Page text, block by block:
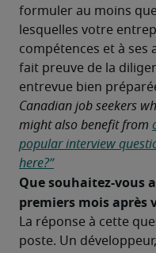
formuler au moins
lesquelles votre
compétences et à ses
fait preuve de la
entrevue bien
Canadian job seekers
might also benefit from
popular interview
here?”
Que souhaitez-vous
premiers mois après
La réponse à cette
poste. Un